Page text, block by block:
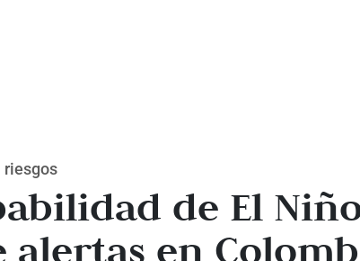
riesgos
de El
alertas en